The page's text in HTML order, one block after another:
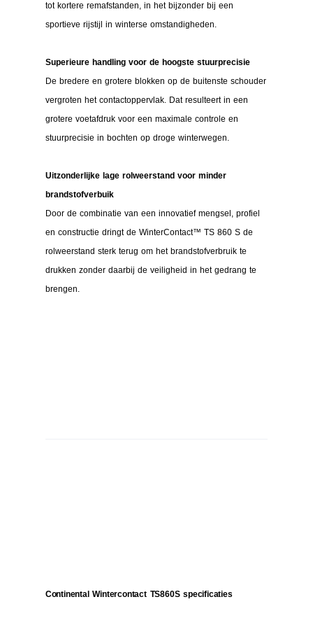
tot kortere remafstanden, in het bijzonder bij een
sportieve rijstijl in winterse omstandigheden.
Superieure handling voor de hoogste stuurprecisie
De bredere en grotere blokken op de buitenste schouder
vergroten het contactoppervlak. Dat resulteert in een
grotere voetafdruk voor een maximale controle en
stuurprecisie in bochten op droge winterwegen.
Uitzonderlijke lage rolweerstand voor minder
brandstofverbuik
Door de combinatie van een innovatief mengsel, profiel
en constructie dringt de WinterContact™ TS 860 S de
rolweerstand sterk terug om het brandstofverbruik te
drukken zonder daarbij de veiligheid in het gedrang te
brengen.
Continental Wintercontact TS860S specificaties